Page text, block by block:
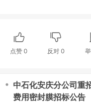
点赞 0 反对0
・ 中石化安庆分公司重
费用密封膜招标公告